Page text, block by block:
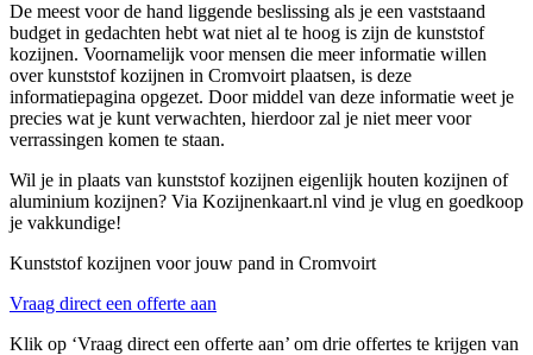
De meest voor de hand liggende beslissing als je een vaststaand
budget in gedachten hebt wat niet al te hoog is zijn de kunststof
kozijnen. Voornamelijk voor mensen die meer informatie willen
over kunststof kozijnen in Cromvoirt plaatsen, is deze
informatiepagina opgezet. Door middel van deze informatie weet je
precies wat je kunt verwachten, hierdoor zal je niet meer voor
verrassingen komen te staan.
Wil je in plaats van kunststof kozijnen eigenlijk houten kozijnen of
aluminium kozijnen? Via Kozijnenkaart.nl vind je vlug en goedkoop
je vakkundige!
Kunststof kozijnen voor jouw pand in Cromvoirt
Vraag direct een offerte aan
Klik op ‘Vraag direct een offerte aan’ om drie offertes te krijgen van